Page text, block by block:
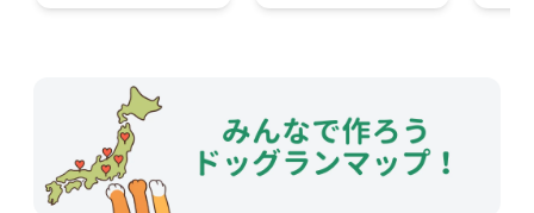
ニング
ド
なマ